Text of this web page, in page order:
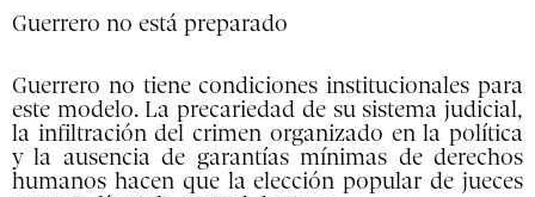
Guerrero no está preparado
Guerrero no tiene condiciones institucionales para
este modelo. La precariedad de su sistema judicial,
la infiltración del crimen organizado en la política
y la ausencia de garantías mínimas de derechos
humanos hacen que la elección popular de jueces